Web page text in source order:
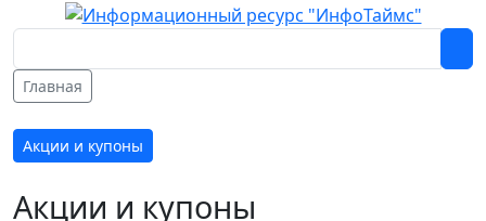
Главная
Акции и купоны
Акции и купоны